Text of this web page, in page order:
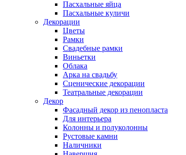
Пасхальные яйца
Пасхальные куличи
Декорации
Цветы
Рамки
Свадебные рамки
Виньетки
Облака
Арка на свадьбу
Сценические декорации
Театральные декорации
Декор
Фасадный декор из пенопласта
Для интерьера
Колонны и полуколонны
Рустовые камни
Наличники